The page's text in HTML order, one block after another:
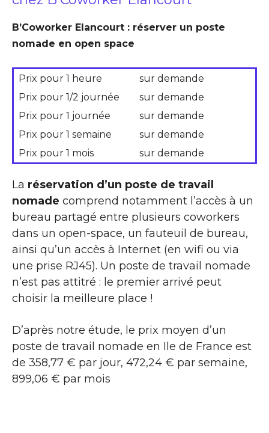
B’Coworker Elancourt : réserver un poste
nomade en open space
Prix pour 1 heure
sur demande
Prix pour 1/2 journée
sur demande
Prix pour 1 journée
sur demande
Prix pour 1 semaine
sur demande
Prix pour 1 mois
sur demande
La réservation d’un poste de travail
nomade comprend notamment l’accès à un
bureau partagé entre plusieurs coworkers
dans un open-space, un fauteuil de bureau,
ainsi qu’un accès à Internet (en wifi ou via
une prise RJ45). Un poste de travail nomade
n’est pas attitré : le premier arrivé peut
choisir la meilleure place !
D’après notre étude, le prix moyen d’un
poste de travail nomade en Ile de France est
de 358,77 € par jour, 472,24 € par semaine,
899,06 € par mois